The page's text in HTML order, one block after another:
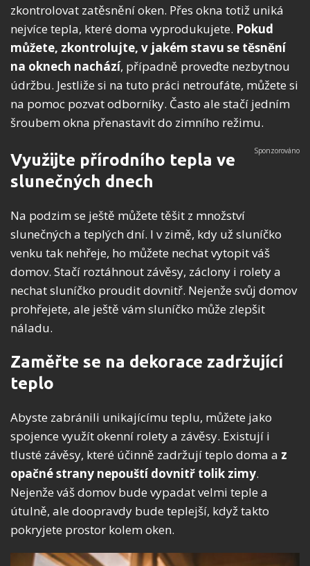
zkontrolovat zatěsnění oken. Přes okna totiž uniká
nejvíce tepla, které doma vyprodukujete. Pokud
můžete, zkontrolujte, v jakém stavu se těsnění
na oknech nachází, případně proveďte nezbytnou
údržbu. Jestliže si na tuto práci netroufáte, můžete si
na pomoc pozvat odborníky. Často ale stačí jedním
šroubem okna přenastavit do zimního režimu.
Využijte přírodního tepla ve
slunečných dnech
Na podzim se ještě můžete těšit z množství
slunečných a teplých dní. I v zimě, kdy už sluníčko
venku tak nehřeje, ho můžete nechat vytopit váš
domov. Stačí roztáhnout závěsy, záclony i rolety a
nechat sluníčko proudit dovnitř. Nejenže svůj domov
prohřejete, ale ještě vám sluníčko může zlepšit
náladu.
Zaměřte se na dekorace zadržující
teplo
Abyste zabránili unikajícímu teplu, můžete jako
spojence využít okenní rolety a závěsy. Existují i
tlusté závěsy, které účinně zadržují teplo doma a z
opačné strany nepouští dovnitř tolik zimy.
Nejenže váš domov bude vypadat velmi teple a
útulně, ale doopravdy bude teplejší, když takto
pokryjete prostor kolem oken.